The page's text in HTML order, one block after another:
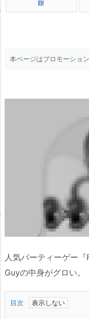
B!
本ページはプロモーショ
人気パーティーゲー
Guyの中身がグロい。
目次